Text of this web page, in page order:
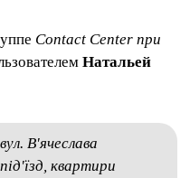
Contact Center при
Натальей
В'ячеслава
квартири